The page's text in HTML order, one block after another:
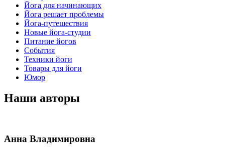
Йога для начинающих
Йога решает проблемы
Йога-путешествия
Новые йога-студии
Питание йогов
События
Техники йоги
Товары для йоги
Юмор
Наши авторы
Анна Владимировна